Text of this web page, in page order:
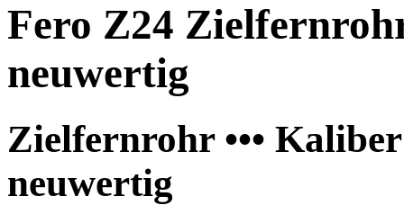
Fero Z24
neuwertig
Zielfernrohr •••
neuwertig